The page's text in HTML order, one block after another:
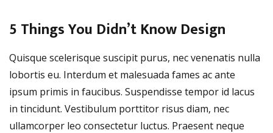
5 Things You Didn’t Know Design
Quisque scelerisque suscipit purus, nec venenatis nulla
lobortis eu. Interdum et malesuada fames ac ante
ipsum primis in faucibus. Suspendisse tempor id lacus
in tincidunt. Vestibulum porttitor risus diam, nec
ullamcorper leo consectetur luctus. Praesent neque